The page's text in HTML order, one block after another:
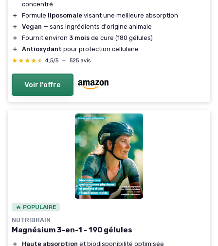
concentré
＋
Formule liposomale visant une meilleure absorption
＋
Vegan — sans ingrédients d'origine animale
＋
Fournit environ 3 mois de cure (180 gélules)
＋
Antioxydant pour protection cellulaire
★★★★★
★★★★★ 4,5/5 — 525 avis
Voir l'offre
🔥 POPULAIRE
NUTRIBRAIN
Magnésium 3-en-1 - 190 gélules
＋ Haute absorption et biodisponibilité optimisée